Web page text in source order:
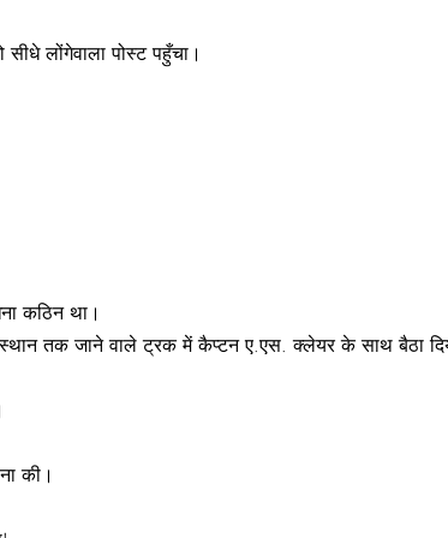
लोंगेवाला पोस्ट पहुँचा।
कठिन था।
तक जाने वाले ट्रक में कैप्टन ए.एस. क्लेयर के साथ बैठा
की।